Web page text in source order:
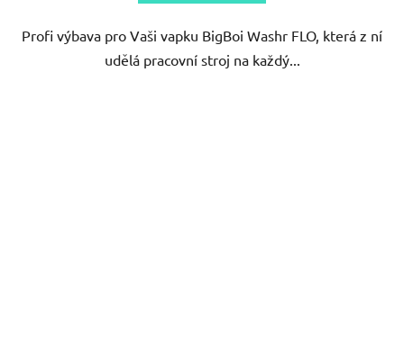
Profi výbava pro Vaši vapku BigBoi Washr FLO, která z ní
udělá pracovní stroj na každý...